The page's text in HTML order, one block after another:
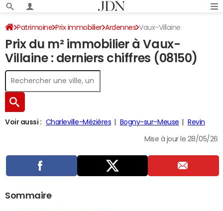
Patrimoine Prix immobilier Ardennes Vaux-Villaine
Prix du m² immobilier à Vaux-
Villaine : derniers chiffres (08150)
Voir aussi : Charleville-Mézières Bogny-sur-Meuse Revin
Mise à jour le 28/05/26
Sommaire